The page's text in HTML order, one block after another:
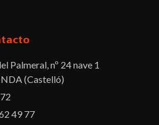
Palmeral, nº 24 nave 1
(Castelló)
49 77